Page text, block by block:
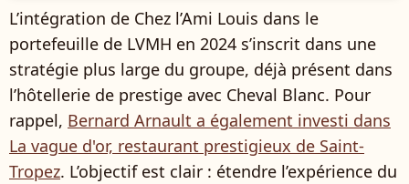
L’intégration de Chez l’Ami Louis dans le
portefeuille de LVMH en 2024 s’inscrit dans une
stratégie plus large du groupe, déjà présent dans
l’hôtellerie de prestige avec Cheval Blanc. Pour
rappel, Bernard Arnault a également investi dans
La vague d'or, restaurant prestigieux de Saint-
Tropez. L’objectif est clair : étendre l’expérience du